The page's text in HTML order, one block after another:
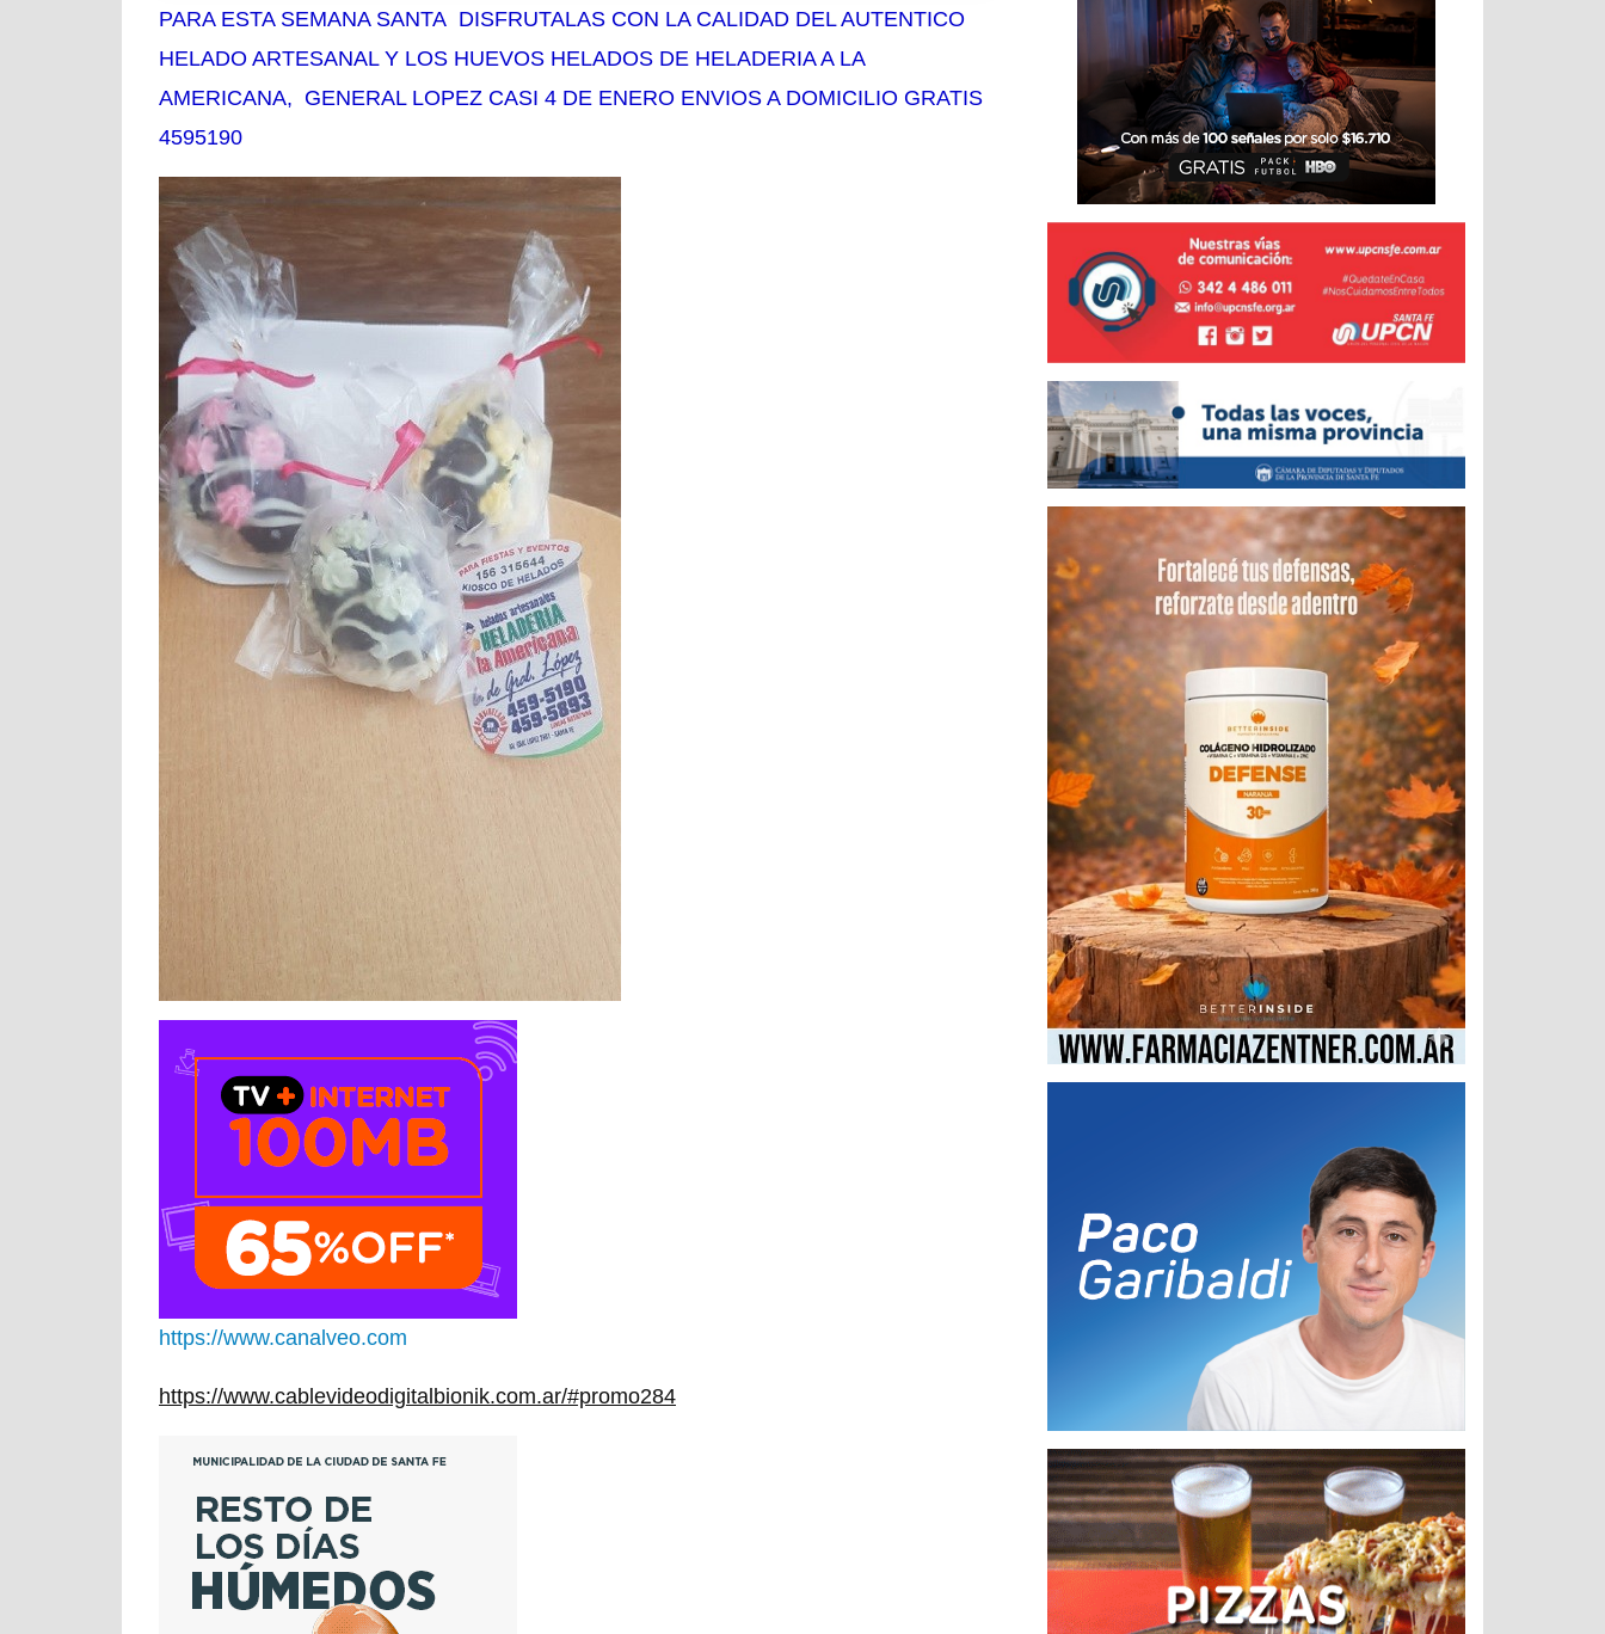
PARA ESTA SEMANA SANTA DISFRUTALAS CON LA CALIDAD DEL AUTENTICO
HELADO ARTESANAL Y LOS HUEVOS HELADOS DE HELADERIA A LA
AMERICANA, GENERAL LOPEZ CASI 4 DE ENERO ENVIOS A DOMICILIO GRATIS
4595190
https://www.canalveo.com
https://www.cablevideodigitalbionik.com.ar/#promo284